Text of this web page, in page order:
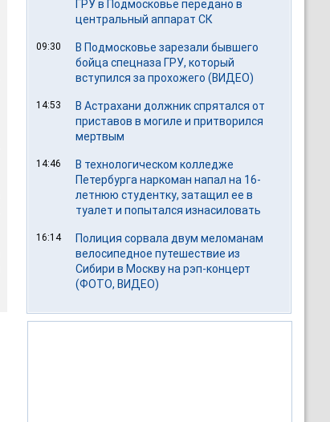
ГРУ в Подмосковье передано в
центральный аппарат СК
09:30
В Подмосковье зарезали бывшего
бойца спецназа ГРУ, который
вступился за прохожего (ВИДЕО)
14:53
В Астрахани должник спрятался от
приставов в могиле и притворился
мертвым
14:46
В технологическом колледже
Петербурга наркоман напал на 16-
летнюю студентку, затащил ее в
туалет и попытался изнасиловать
16:14
Полиция сорвала двум меломанам
велосипедное путешествие из
Сибири в Москву на рэп-концерт
(ФОТО, ВИДЕО)